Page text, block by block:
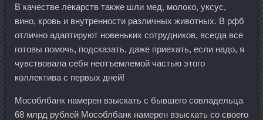
В качестве лекарств также шли мед, молоко, уксус,
вино, кровь и внутренности различных животных. В рфб
отлично адаптируют новеньких сотрудников, всегда все
готовы помочь, подсказать, даже приехать, если надо, я
чувствовала себя неотъемлемой частью этого
коллектива с первых дней!
Мособлбанк намерен взыскать с бывшего совладельца
68 млрд рублей Мособлбанк намерен взыскать со своего